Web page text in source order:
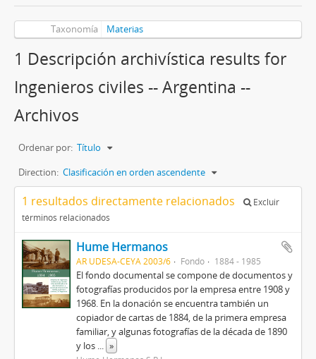
Taxonomía Materias
1 Descripción archivística results for
Ingenieros civiles -- Argentina --
Archivos
Ordenar por: Título
Direction: Clasificación en orden ascendente
1 resultados directamente relacionados
Excluir
términos relacionados
Hume Hermanos
AR UDESA-CEYA 2003/6 Fondo 1884 - 1985
El fondo documental se compone de documentos y
fotografías producidos por la empresa entre 1908 y
1968. En la donación se encuentra también un
copiador de cartas de 1884, de la primera empresa
familiar, y algunas fotografías de la década de 1890
y los ... »